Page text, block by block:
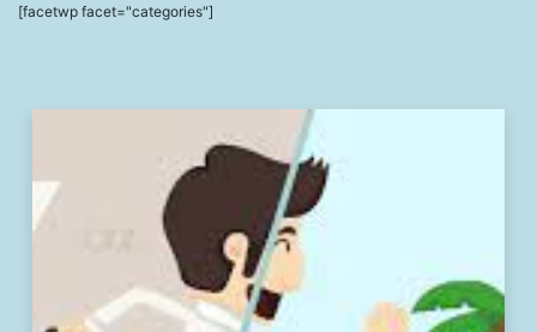
[facetwp facet="categories"]